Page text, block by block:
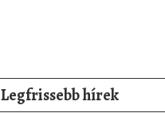
Legfrissebb hírek